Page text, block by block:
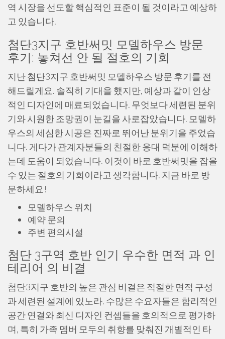
역 시장을 선도할 핵심적인 표준이 될 것이라고 예상하
고 있습니다.
첨단3지구 호반써밋 모델하우스 방문
후기: 놓쳐선 안 될 절호의 기회
지난 첨단3지구 호반써밋 모델하우스 방문 후기를 전
해드릴게요. 솔직히 기대을 했지만, 예상과 같이 인상
적인 디자인에 매료되었습니다. 무엇보다 세련된 분위
기와 시원한 조망권이 눈길을 사로잡았습니다. 모델하
우스의 세심한 시공은 진짜로 뛰어난 분위기을 주었습
니다. 게다가 관계자분들의 친절한 응대 덕분에 이해하
는데 도움이 되었습니다. 이것이 바로 호반써밋을 잡을
수 있는 절호의 기회이라고 생각합니다. 지금 바로 방
문하세요!
모델하우스 위치
예약 문의
주변 편의시설
첨단 3구역 호반 인기 우수한 면적 과 인
테리어 의 비결
첨단3지구 호반의 높은 관심 비결은 적절한 면적 구성
과 세련된 설계에 있노라. 수많은 수요자들은 합리적인
공간 연결와 최신 디자인 컨셉들을 호의적으로 평가하
며, 특히 가족 멤버 모두의 취향를 맞춰진 개별적인 타